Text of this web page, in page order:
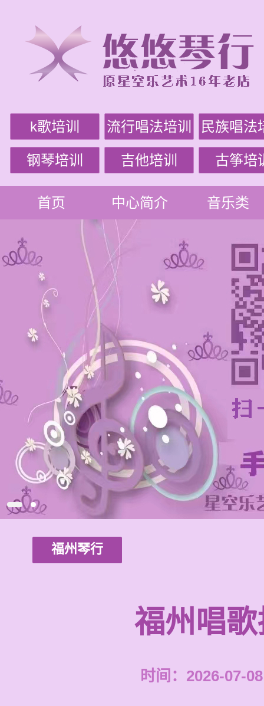
k歌培训 流行唱法培训 民族唱法
钢琴培训 吉他培训 古筝培
首页 中心简介 音乐类
福州琴行
福州唱
时间：2026-07-